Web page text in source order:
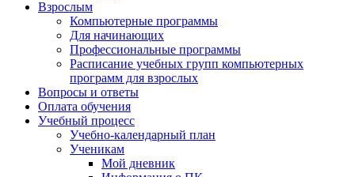
Взрослым
Компьютерные программы
Для начинающих
Профессиональные программы
Расписание учебных групп компьютерных
программ для взрослых
Вопросы и ответы
Оплата обучения
Учебный процесс
Учебно-календарный план
Ученикам
Мой дневник